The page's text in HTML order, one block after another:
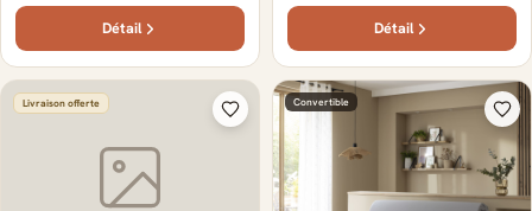
Détail Détail
Livraison offerte Convertible